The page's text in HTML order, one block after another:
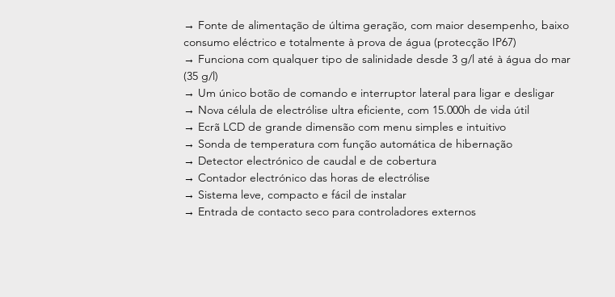
→ Fonte de alimentação de última geração, com maior desempenho, baixo
consumo eléctrico e totalmente à prova de água (protecção IP67)
→ Funciona com qualquer tipo de salinidade desde 3 g/l até à água do mar
(35 g/l)
→ Um único botão de comando e interruptor lateral para ligar e desligar
→ Nova célula de electrólise ultra eficiente, com 15.000h de vida útil
→ Ecrã LCD de grande dimensão com menu simples e intuitivo
→ Sonda de temperatura com função automática de hibernação
→ Detector electrónico de caudal e de cobertura
→ Contador electrónico das horas de electrólise
→ Sistema leve, compacto e fácil de instalar
→ Entrada de contacto seco para controladores externos